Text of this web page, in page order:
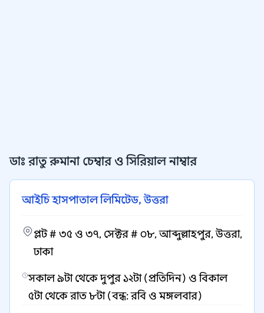
ডাঃ রাতু রুমানা চেম্বার ও সিরিয়াল নাম্বার
আইচি হাসপাতাল লিমিটেড, উত্তরা
প্লট # ৩৫ ও ৩৭, সেক্টর # ০৮, আব্দুল্লাহপুর, উত্তরা,
ঢাকা
সকাল ৯টা থেকে দুপুর ১২টা (প্রতিদিন) ও বিকাল
৫টা থেকে রাত ৮টা (বন্ধ: রবি ও মঙ্গলবার)